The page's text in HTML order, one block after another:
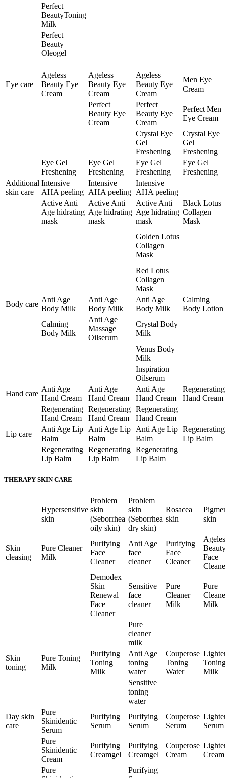
Perfect
BeautyToning
Milk
Perfect
Beauty
Oleogel
Eye care
Ageless
Beauty Eye
Cream
Ageless
Beauty Eye
Cream
Ageless
Beauty Eye
Cream
Men Eye
Cream
Perfect
Beauty Eye
Cream
Perfect
Beauty Eye
Cream
Perfect Men
Eye Cream
Crystal Eye
Gel
Freshening
Crystal Eye
Gel
Freshening
Eye Gel
Freshening
Eye Gel
Freshening
Eye Gel
Freshening
Eye Gel
Freshening
Additional
skin care
Intensive
AHA peeling
Intensive
AHA peeling
Intensive
AHA peeling
Active Anti
Age hidrating
mask
Active Anti
Age hidrating
mask
Active Anti
Age hidrating
mask
Black Lotus
Collagen
Mask
Golden Lotus
Collagen
Mask
Red Lotus
Collagen
Mask
Body care
Anti Age
Body Milk
Anti Age
Body Milk
Anti Age
Body Milk
Calming
Body Lotion
Calming
Body Milk
Anti Age
Massage
Oilserum
Crystal Body
Milk
Venus Body
Milk
Inspiration
Oilserum
Hand care
Anti Age
Hand Cream
Anti Age
Hand Cream
Anti Age
Hand Cream
Regenerating
Hand Cream
Regenerating
Hand Cream
Regenerating
Hand Cream
Regenerating
Hand Cream
Lip care
Anti Age Lip
Balm
Anti Age Lip
Balm
Anti Age Lip
Balm
Regenerating
Lip Balm
Regenerating
Lip Balm
Regenerating
Lip Balm
Regenerating
Lip Balm
THERAPY SKIN CARE
Hypersensitive
skin
Problem
skin
(Seborrhea
oily skin)
Problem
skin
(Seborrhea
dry skin)
Rosacea
skin
skin
Skin
cleasing
Pure Cleaner
Milk
Purifying
Face
Cleaner
Anti Age
face
cleaner
Purifying
Face
Cleaner
Face
Demodex
Skin
Renewal
Face
Cleaner
Sensitive
face
cleaner
Pure
Cleaner
Milk
Pure
Milk
Pure
cleaner
milk
Skin
toning
Pure Toning
Milk
Purifying
Toning
Milk
Anti Age
toning
water
Couperose
Toning
Water
Milk
Sensitive
toning
water
Day skin
care
Pure
Skinidentic
Serum
Purifying
Serum
Purifying
Serum
Couperose
Serum
Serum
Pure
Skinidentic
Cream
Purifying
Creamgel
Purifying
Creamgel
Couperose
Cream
Cream
Pure
Purifying